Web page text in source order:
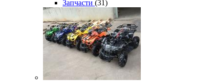
Запчасти (31)